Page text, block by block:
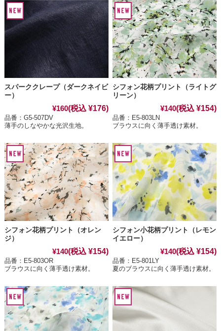
スパーククレープ（ダークネイビ
ー）
¥160(税込 ¥176)
品番：G5-507DV
薄手のしなやかな光沢生地。
シフォン花柄プリント（ライトグ
リーン）
¥140(税込 ¥154)
品番：E5-803LN
ブラウスに向く薄手透け素材。
シフォン花柄プリント（オレン
ジ）
¥140(税込 ¥154)
品番：E5-803OR
ブラウスに向く薄手透け素材。
シフォン小花柄プリント（レモン
イエロー）
¥140(税込 ¥154)
品番：E5-801LY
夏のブラウスに向く薄手透け素材。